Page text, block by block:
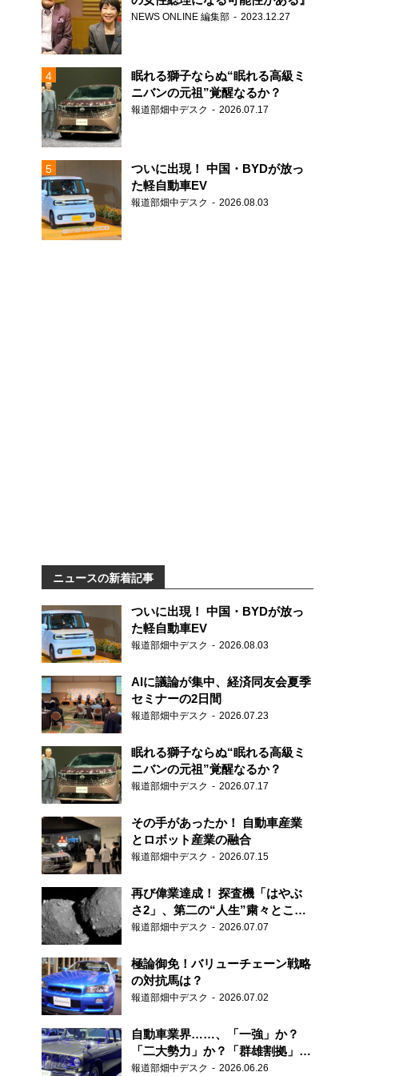
NEWS ONLINE 編集部 2023.12.27
眠れる獅子ならぬ“眠れる高級ミ
ニバンの元祖”覚醒なるか？
報道部畑中デスク 2026.07.17
ついに出現！ 中国・BYDが放っ
た軽自動車EV
報道部畑中デスク 2026.08.03
ニュースの新着記事
ついに出現！ 中国・BYDが放っ
た軽自動車EV
報道部畑中デスク 2026.08.03
AIに議論が集中、経済同友会夏季
セミナーの2日間
報道部畑中デスク 2026.07.23
眠れる獅子ならぬ“眠れる高級ミ
ニバンの元祖”覚醒なるか？
報道部畑中デスク 2026.07.17
その手があったか！ 自動車産業
とロボット産業の融合
報道部畑中デスク 2026.07.15
再び偉業達成！ 探査機「はやぶ
さ2」、第二の“人生”粛々とこな
す
報道部畑中デスク 2026.07.07
極論御免！バリューチェーン戦略
の対抗馬は？
報道部畑中デスク 2026.07.02
自動車業界……、「一強」か？
「二大勢力」か？「群雄割拠」
か？
報道部畑中デスク 2026.06.26